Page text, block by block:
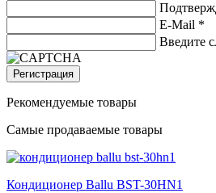
E-Mail *
Введите
Регистрация
Рекомендуемые товары
Самые продаваемые товары
Кондиционер Ballu BST-30HN1